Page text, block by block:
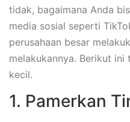
tidak, bagaimana Anda
media sosial seperti
perusahaan besar
melakukannya. Berikut
kecil.
1. Pamerkan